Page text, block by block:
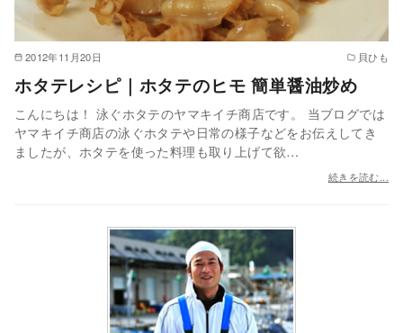
2012年11月20日 貝ひも
ホタテレシピ｜ホタテのヒモ 簡単醤油炒め
こんにちは！ 泳ぐホタテのヤマキイチ商店です。 当ブログでは
ヤマキイチ商店の泳ぐホタテや日常の様子などをお伝えしてき
ましたが、ホタテを使った料理も取り上げて欲…
続きを読む...